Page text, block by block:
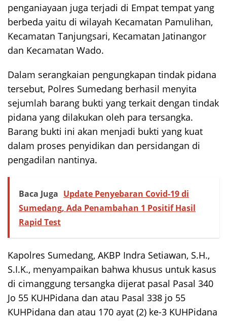
penganiayaan juga terjadi di Empat tempat yang
berbeda yaitu di wilayah Kecamatan Pamulihan,
Kecamatan Tanjungsari, Kecamatan Jatinangor
dan Kecamatan Wado.
Dalam serangkaian pengungkapan tindak pidana
tersebut, Polres Sumedang berhasil menyita
sejumlah barang bukti yang terkait dengan tindak
pidana yang dilakukan oleh para tersangka.
Barang bukti ini akan menjadi bukti yang kuat
dalam proses penyidikan dan persidangan di
pengadilan nantinya.
Baca Juga Update Penyebaran Covid-19 di
Sumedang, Ada Penambahan 1 Positif Hasil
Rapid Test
Kapolres Sumedang, AKBP Indra Setiawan, S.H.,
S.I.K., menyampaikan bahwa khusus untuk kasus
di cimanggung tersangka dijerat pasal Pasal 340
Jo 55 KUHPidana dan atau Pasal 338 jo 55
KUHPidana dan atau 170 ayat (2) ke-3 KUHPidana